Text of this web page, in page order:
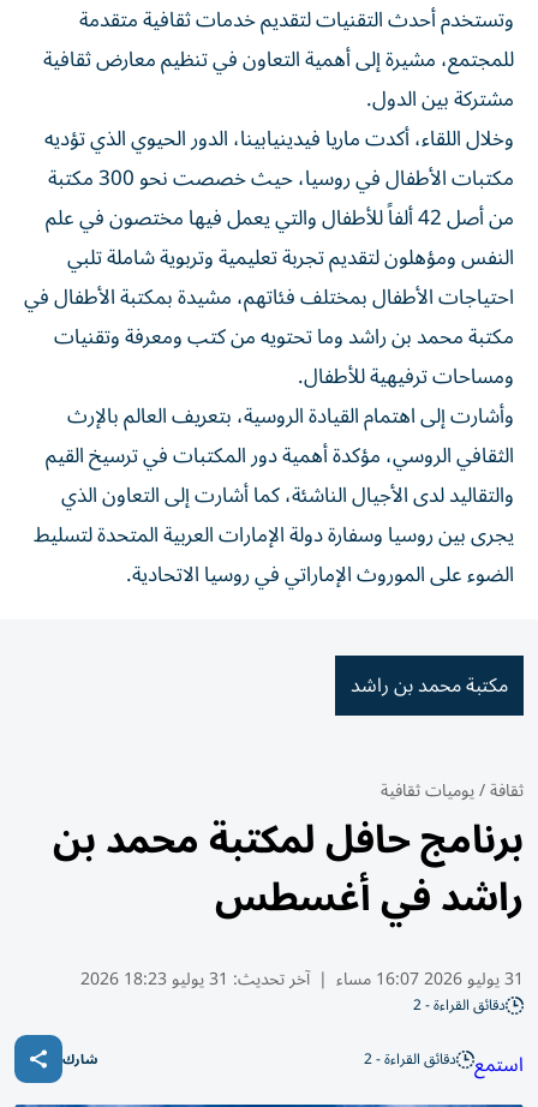
وتستخدم أحدث التقنيات لتقديم خدمات ثقافية متقدمة
للمجتمع، مشيرة إلى أهمية التعاون في تنظيم معارض ثقافية
مشتركة بين الدول.
وخلال اللقاء، أكدت ماريا فيدينيابينا، الدور الحيوي الذي تؤديه
مكتبات الأطفال في روسيا، حيث خصصت نحو 300 مكتبة
من أصل 42 ألفاً للأطفال والتي يعمل فيها مختصون في علم
النفس ومؤهلون لتقديم تجربة تعليمية وتربوية شاملة تلبي
احتياجات الأطفال بمختلف فئاتهم، مشيدة بمكتبة الأطفال في
مكتبة محمد بن راشد وما تحتويه من كتب ومعرفة وتقنيات
ومساحات ترفيهية للأطفال.
وأشارت إلى اهتمام القيادة الروسية، بتعريف العالم بالإرث
الثقافي الروسي، مؤكدة أهمية دور المكتبات في ترسيخ القيم
والتقاليد لدى الأجيال الناشئة، كما أشارت إلى التعاون الذي
يجرى بين روسيا وسفارة دولة الإمارات العربية المتحدة لتسليط
الضوء على الموروث الإماراتي في روسيا الاتحادية.
مكتبة محمد بن راشد
ثقافة/يوميات ثقافية
برنامج حافل لمكتبة محمد بن
راشد في أغسطس
31 يوليو 2026 16:07 مساء | آخر تحديث: 31 يوليو 18:23 2026
دقائق القراءة - 2
استمع دقائق القراءة - 2 شارك